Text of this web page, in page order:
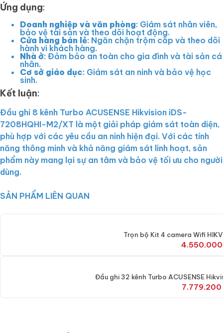
Ứng dụng:
Doanh nghiệp và văn phòng: Giám sát nhân viên,
bảo vệ tài sản và theo dõi hoạt động.
Cửa hàng bán lẻ: Ngăn chặn trộm cắp và theo dõi
hành vi khách hàng.
Nhà ở: Đảm bảo an toàn cho gia đình và tài sản cá
nhân.
Cơ sở giáo dục: Giám sát an ninh và bảo vệ học
sinh.
Kết luận:
Đầu ghi 8 kênh Turbo ACUSENSE Hikvision iDS-
7208HQHI-M2/XT là một giải pháp giám sát toàn diện,
phù hợp với các yêu cầu an ninh hiện đại. Với các tính
năng thông minh và khả năng giám sát linh hoạt, sản
phẩm này mang lại sự an tâm và bảo vệ tối ưu cho người
dùng.
SẢN PHẨM LIÊN QUAN
Trọn bộ Kit 4 camera Wifi
Đầu ghi 32 kênh Turbo ACUSENSE
7.779.200